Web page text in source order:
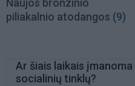
Naujos bronzinio
piliakalnio atodangos (9)
Ar šiais laikais
socialinių tinklų?